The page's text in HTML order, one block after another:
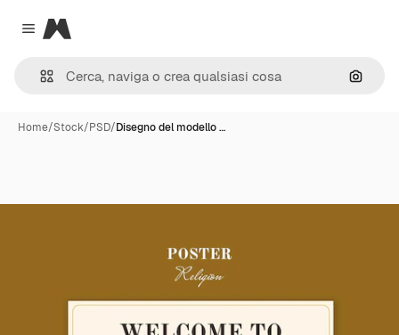
Close menu
Magnific
Cerca
Home/Stock/PSD/Disegno del modello …